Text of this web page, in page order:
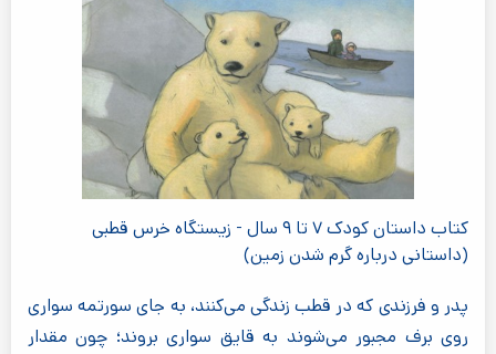
کتاب داستان کودک ۷ تا ۹ سال - زیستگاه خرس قطبی
(داستانی درباره گرم شدن زمین)
پدر و فرزندی که در قطب زندگی می‌کنند، به جای سورتمه سواری
روی برف مجبور می‌شوند به قایق سواری بروند؛ چون مقدار